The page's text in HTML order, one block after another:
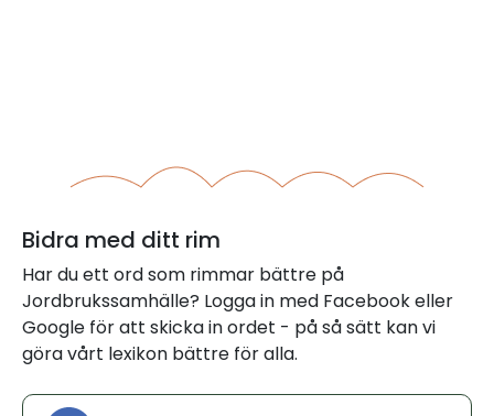
Bidra med ditt rim
Har du ett ord som rimmar bättre på
Jordbrukssamhälle? Logga in med Facebook eller
Google för att skicka in ordet - på så sätt kan vi
göra vårt lexikon bättre för alla.